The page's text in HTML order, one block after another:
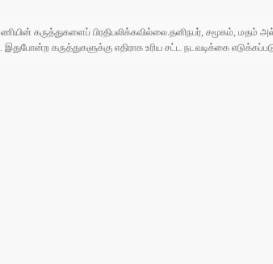
கருத்துகளைப் பிரதிபலிக்கவில்லை.தனிநபர், சமூகம், மதம்
கருத்துகளுக்கு எதிராக உரிய சட்ட நடவடிக்கை